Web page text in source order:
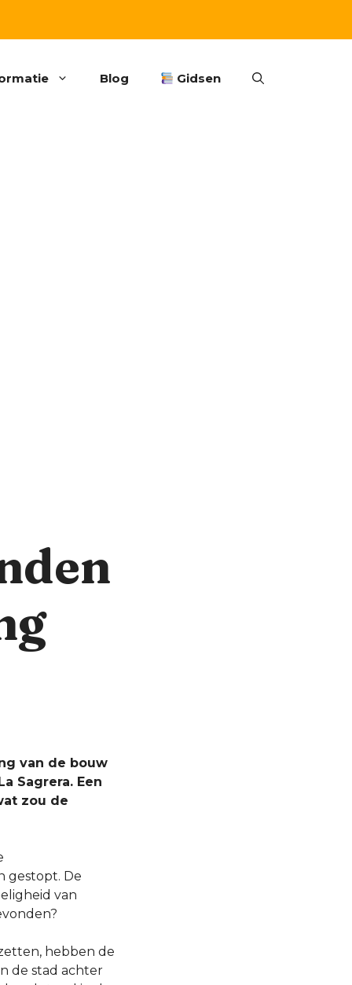
Blog Gidsen
van de bouw
Sagrera. Een
zou de
gestopt. De
van
hebben de
de stad achter